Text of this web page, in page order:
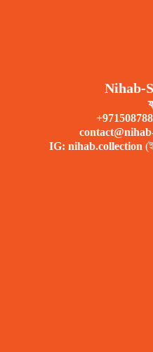
Nihab-
IG: nihab.collection